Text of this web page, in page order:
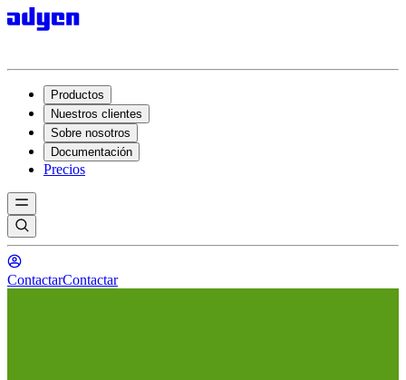
Productos
Nuestros clientes
Sobre nosotros
Documentación
Precios
ContactarContactar